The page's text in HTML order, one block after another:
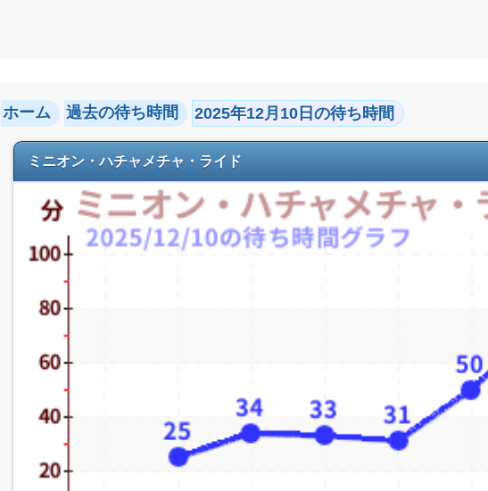
ホーム 過去の待ち時間 2025年12月10日の待ち時間
ミニオン・ハチャメチャ・ライド